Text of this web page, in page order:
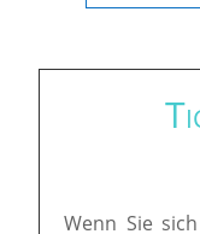
Wenn Sie